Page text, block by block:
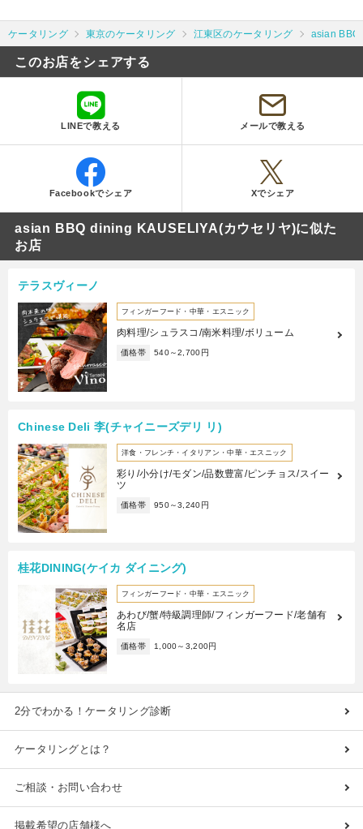
ケータリング 東京のケータリング 江東区のケータリング asian BBQ
このお店をシェアする
LINEで教える メールで教える
Facebookでシェア Xでシェア
asian BBQ dining KAUSELIYA(カウセリヤ)に似た
お店
テラスヴィーノ
フィンガーフード・中華・エスニック
肉料理/シュラスコ/南米料理/ボリューム
価格帯 540～2,700円
Chinese Deli 李(チャイニーズデリ リ)
洋食・フレンチ・イタリアン・中華・エスニック
彩り/小分け/モダン/品数豊富/ピンチョス/スイー
ツ
価格帯 950～3,240円
桂花DINING(ケイカ ダイニング)
フィンガーフード・中華・エスニック
あわび/蟹/特級調理師/フィンガーフード/老舗有
名店
価格帯 1,000～3,200円
2分でわかる！ケータリング診断
ケータリングとは？
ご相談・お問い合わせ
掲載希望の店舗様へ